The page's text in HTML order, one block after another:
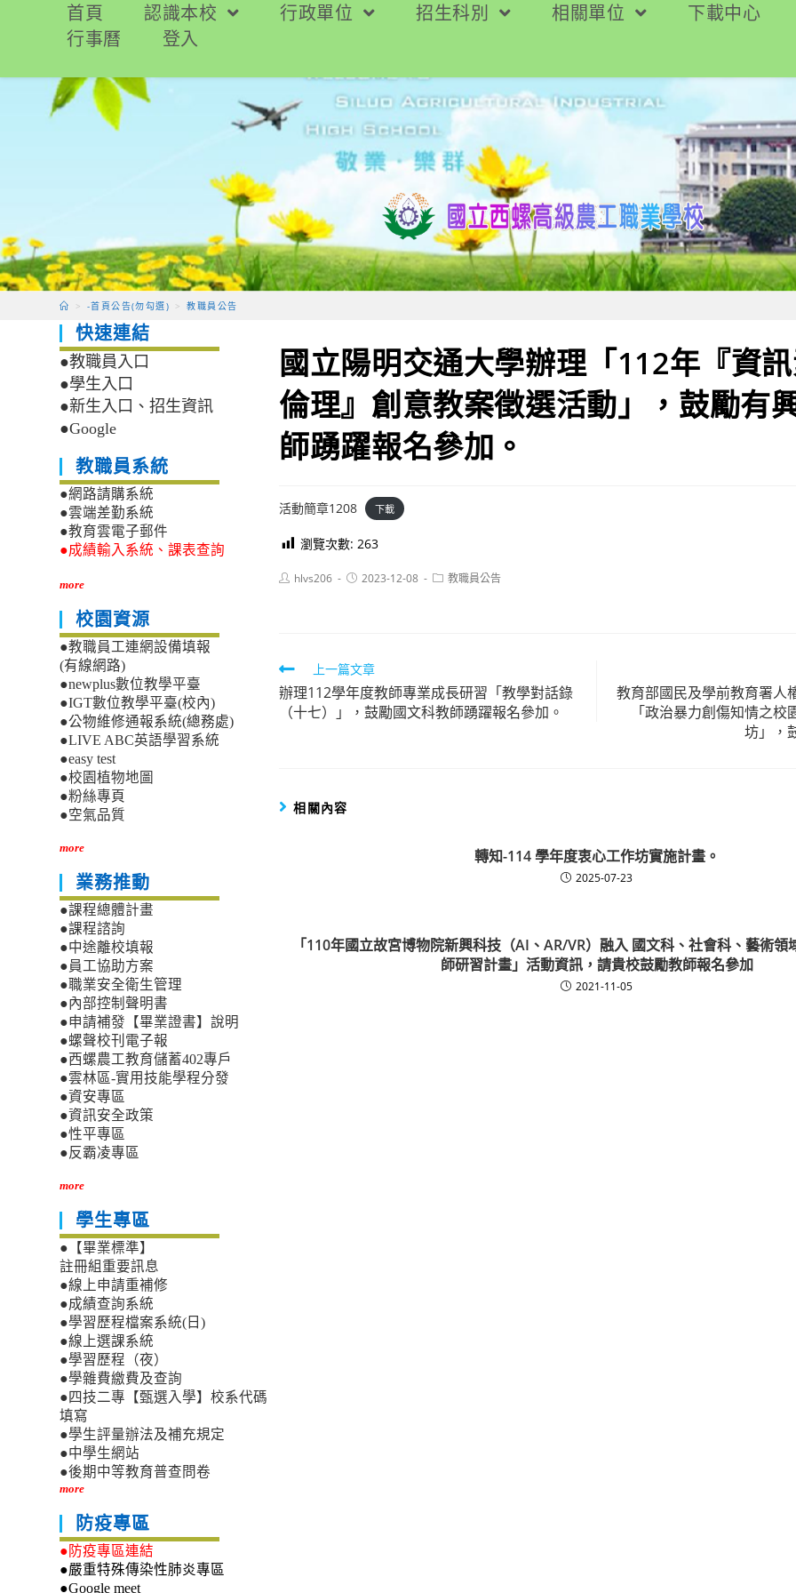
要
首頁 認識本校 行政單位 招生科別 相關單位 下載中心
行事曆
登入
> -首頁公告(勿勾選) > 教職員公告
國立陽明交通大學辦理「112年『資
倫理』創意教案徵選活動」，鼓勵有
師踴躍報名參加。
活動簡章1208 下載
瀏覽次數: 263
Posthlvs206
Post2023-12-08
Post教職員公告
Read
more
articles
上一篇文章
辦理112學年度教師專業成長研習「教學對話錄
（十七）」，鼓勵國文科教師踴躍報名參加。
教育部國民及學前教育署人
「政治暴力創傷知情之
坊」，
相關內容
轉知-114 學年度衷心工作坊實施計畫。
2025-07-23
「110年國立故宮博物院新興科技（AI、AR/VR）融入 國文科、社會科、藝術領
師研習計畫」活動資訊，請貴校鼓勵教師報名參加
2021-11-05
快速連結
●教職員入口
●學生入口
●新生入口、招生資訊
●Google
教職員系統
●網路請購系統
●雲端差勤系統
●教育雲電子郵件
●成績輸入系統、課表查詢
more
校園資源
●教職員工連網設備填報
(有線網路)
●newplus數位教學平臺
●IGT數位教學平臺(校內)
●公物維修通報系統(總務處)
●LIVE ABC英語學習系統
●easy test
●校園植物地圖
●粉絲專頁
●空氣品質
more
業務推動
●課程總體計畫
●課程諮詢
●中途離校填報
●員工協助方案
●職業安全衛生管理
●內部控制聲明書
●申請補發【畢業證書】說明
●螺聲校刊電子報
●西螺農工教育儲蓄402專戶
●雲林區-實用技能學程分發
●資安專區
●資訊安全政策
●性平專區
●反霸凌專區
more
學生專區
●【畢業標準】
註冊組重要訊息
●線上申請重補修
●成績查詢系統
●學習歷程檔案系統(日)
●線上選課系統
●學習歷程（夜）
●學雜費繳費及查詢
●四技二專【甄選入學】校系代碼
填寫
●學生評量辦法及補充規定
●中學生網站
●後期中等教育普查問卷
more
防疫專區
●防疫專區連結
●嚴重特殊傳染性肺炎專區
●Google meet